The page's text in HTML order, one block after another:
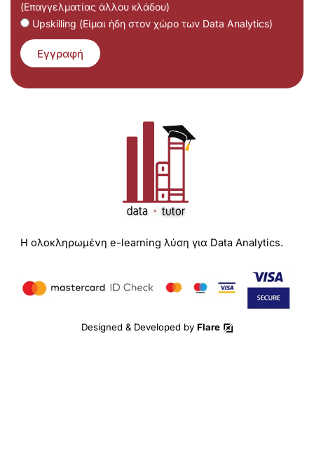
(Επαγγελματίας άλλου κλάδου)
Upskilling (Είμαι ήδη στον χώρο των Data Analytics)
Εγγραφή
Η ολοκληρωμένη e-learning λύση για Data Analytics.
Designed & Developed by Flare